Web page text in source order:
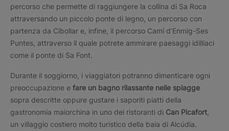
percorso che permette di raggiungere la collina di Sa Roca
attraversando un piccolo ponte di legno, un percorso con
partenza da Cibollar e, infine, il percorso Camí d’Enmig-Ses
Puntes, attraverso il quale potrete ammirare paesaggi idilliaci
come il ponte di Sa Font.
Durante il soggiorno, i viaggiatori potranno dimenticare ogni
preoccupazione e fare un bagno rilassante nelle spiagge
sopra descritte oppure gustare i saporiti piatti della
gastronomia maiorchina in uno dei ristoranti di Can Picafort
un villaggio costiero molto turistico della baia di Alcúdia.